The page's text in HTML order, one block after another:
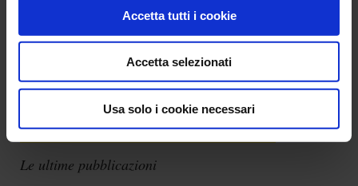
Accetta tutti i cookie
Accetta selezionati
Usa solo i cookie necessari
Le ultime pubblicazioni